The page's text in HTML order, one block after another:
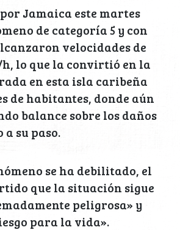
Jamaica este martes
de categoría 5 y con
velocidades de
h, lo que la convirtió en la
en esta isla caribeña
de habitantes, donde aún
balance sobre los daños
a su paso.
se ha debilitado, el
que la situación sigue
peligrosa» y
para la vida».